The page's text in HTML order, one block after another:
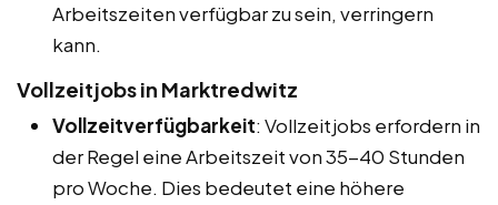
Arbeitszeiten verfügbar zu sein, verringern
kann.
Vollzeitjobs in Marktredwitz
Vollzeitverfügbarkeit: Vollzeitjobs erfordern in
der Regel eine Arbeitszeit von 35-40 Stunden
pro Woche. Dies bedeutet eine höhere